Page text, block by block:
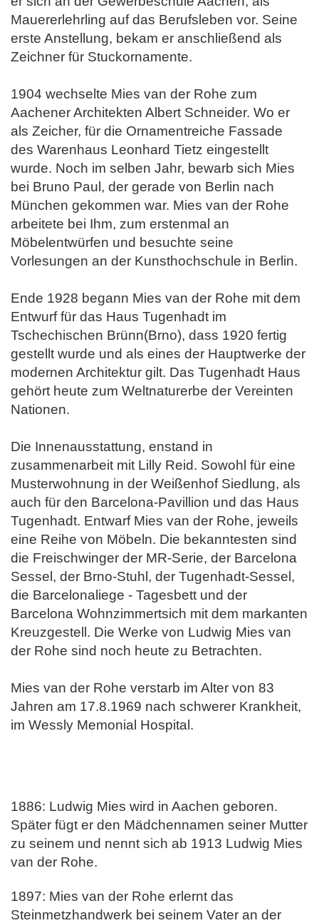
Mauererlehrling auf das Berufsleben vor. Seine
erste Anstellung, bekam er anschließend als
Zeichner für Stuckornamente.
1904 wechselte Mies van der Rohe zum
Aachener Architekten Albert Schneider. Wo er
als Zeicher, für die Ornamentreiche Fassade
des Warenhaus Leonhard Tietz eingestellt
wurde. Noch im selben Jahr, bewarb sich Mies
bei Bruno Paul, der gerade von Berlin nach
München gekommen war. Mies van der Rohe
arbeitete bei Ihm, zum erstenmal an
Möbelentwürfen und besuchte seine
Vorlesungen an der Kunsthochschule in Berlin.
Ende 1928 begann Mies van der Rohe mit dem
Entwurf für das Haus Tugenhadt im
Tschechischen Brünn(Brno), dass 1920 fertig
gestellt wurde und als eines der Hauptwerke der
modernen Architektur gilt. Das Tugenhadt Haus
gehört heute zum Weltnaturerbe der Vereinten
Nationen.
Die Innenausstattung, enstand in
zusammenarbeit mit Lilly Reid. Sowohl für eine
Musterwohnung in der Weißenhof Siedlung, als
auch für den Barcelona-Pavillion und das Haus
Tugenhadt. Entwarf Mies van der Rohe, jeweils
eine Reihe von Möbeln. Die bekanntesten sind
die Freischwinger der MR-Serie, der Barcelona
Sessel, der Brno-Stuhl, der Tugenhadt-Sessel,
die Barcelonaliege - Tagesbett und der
Barcelona Wohnzimmertsich mit dem markanten
Kreuzgestell. Die Werke von Ludwig Mies van
der Rohe sind noch heute zu Betrachten.
Mies van der Rohe verstarb im Alter von 83
Jahren am 17.8.1969 nach schwerer Krankheit,
im Wessly Memonial Hospital.
1886: Ludwig Mies wird in Aachen geboren.
Später fügt er den Mädchennamen seiner Mutter
zu seinem und nennt sich ab 1913 Ludwig Mies
van der Rohe.
1897: Mies van der Rohe erlernt das
Steinmetzhandwerk bei seinem Vater an der